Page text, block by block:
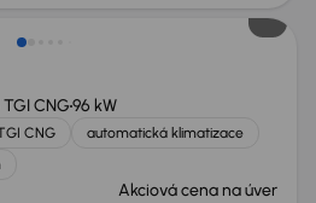
TGI CNG96 kW
CNG
automatická klimatizace
Akciová cena na úver